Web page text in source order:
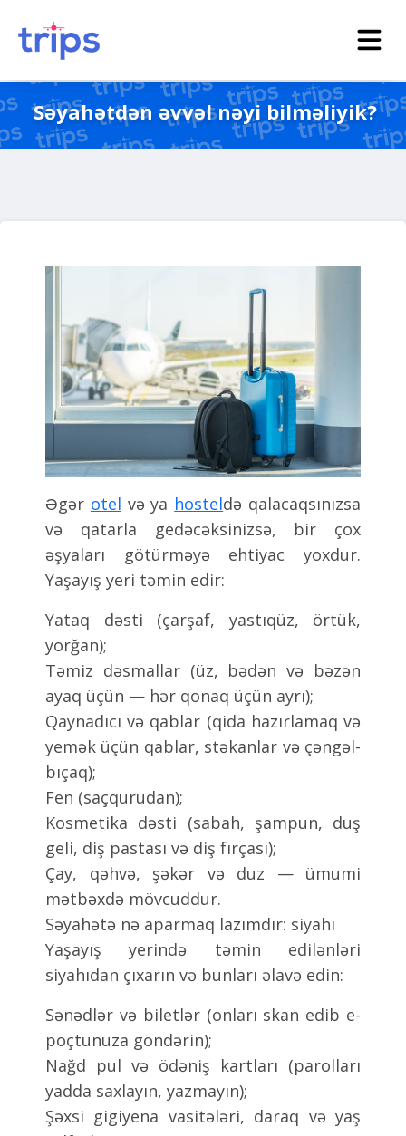
Səyahətdən əvvəl nəyi bilməliyik?
Əgər otel və ya hosteldə qalacaqsınızsa
və qatarla gedəcəksinizsə, bir çox
əşyaları götürməyə ehtiyac yoxdur.
Yaşayış yeri təmin edir:
Yataq dəsti (çarşaf, yastıqüz, örtük,
yorğan);
Təmiz dəsmallar (üz, bədən və bəzən
ayaq üçün — hər qonaq üçün ayrı);
Qaynadıcı və qablar (qida hazırlamaq və
yemək üçün qablar, stəkanlar və çəngəl-
bıçaq);
Fen (saçqurudan);
Kosmetika dəsti (sabah, şampun, duş
geli, diş pastası və diş fırçası);
Çay, qəhvə, şəkər və duz — ümumi
mətbəxdə mövcuddur.
Səyahətə nə aparmaq lazımdır: siyahı
Yaşayış yerində təmin edilənləri
siyahıdan çıxarın və bunları əlavə edin:
Sənədlər və biletlər (onları skan edib e-
poçtunuza göndərin);
Nağd pul və ödəniş kartları (parolları
yadda saxlayın, yazmayın);
Şəxsi gigiyena vasitələri, daraq və yaş